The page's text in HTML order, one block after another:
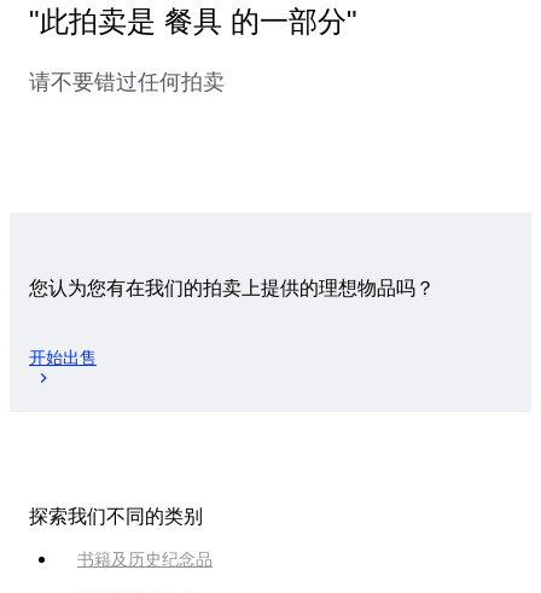
"此拍卖是 餐具 的一部分"
请不要错过任何拍卖
您认为您有在我们的拍卖上提供的理想物品吗？
开始出售
探索我们不同的类别
书籍及历史纪念品